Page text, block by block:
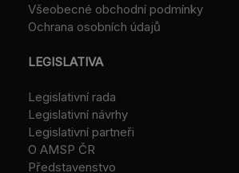
Všeobecné obchodní podmínky
Ochrana osobních údajů
LEGISLATIVA
Legislativní rada
Legislativní návrhy
Legislativní partneři
O AMSP ČR
Představenstvo